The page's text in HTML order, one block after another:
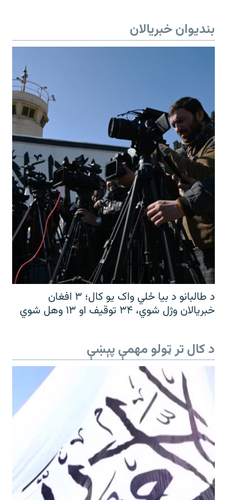
بندیوان خبریالان
د طالبانو د بیا ځلي واک یو کال؛ ۳ افغان
خبریالان وژل شوي، ۳۴ توقیف او ۱۳ وهل شوي
د کال تر ټولو مهمې پېښې